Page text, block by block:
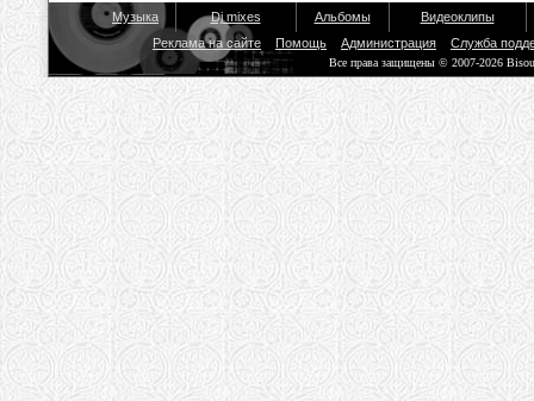
Музыка Dj mixes Альбомы
Видеоклипы
Реклама на сайте
Помощь Администрация Служба
Все права защищены © 2007-2026